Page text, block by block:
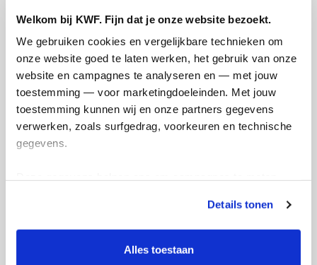
Welkom bij KWF. Fijn dat je onze website bezoekt.
We gebruiken cookies en vergelijkbare technieken om
onze website goed te laten werken, het gebruik van onze
website en campagnes te analyseren en — met jouw
toestemming — voor marketingdoeleinden. Met jouw
toestemming kunnen wij en onze partners gegevens
verwerken, zoals surfgedrag, voorkeuren en technische
gegevens.
tonen. Je kunt je toestemming op elk moment wijzigen of
intrekken via Cookie instellingen onderaan de pagina. De
lijst met cookies is te vinden in het tabblad “details”.
Details tonen
Alles toestaan
Creditcard
Referentie
Doneer nu